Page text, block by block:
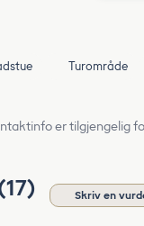
Turområde
er tilgjengelig
Skriv en